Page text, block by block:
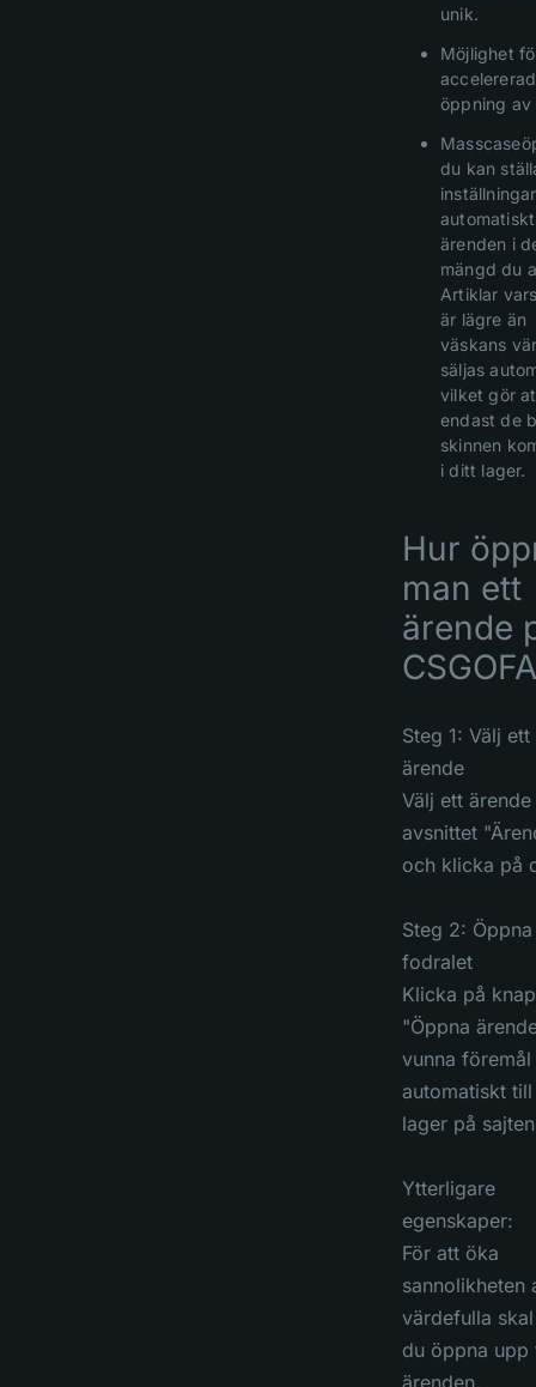
unik.
Möjlighet
accelererad
öppning av
du kan
ärenden i
mängd du
Artiklar
är lägre än
väskans
säljas
vilket gör
endast de
skinnen
i ditt lager.
Hur
man ett
ärende
Steg 1: Välj ett
ärende
Välj ett ärende
avsnittet
och klicka på
Steg 2: Öppna
fodralet
Klicka på
"Öppna
vunna
automatiskt
lager på
Ytterligare
egenskaper:
För att öka
sannolikheten
värdefulla
du öppna upp
ärenden.